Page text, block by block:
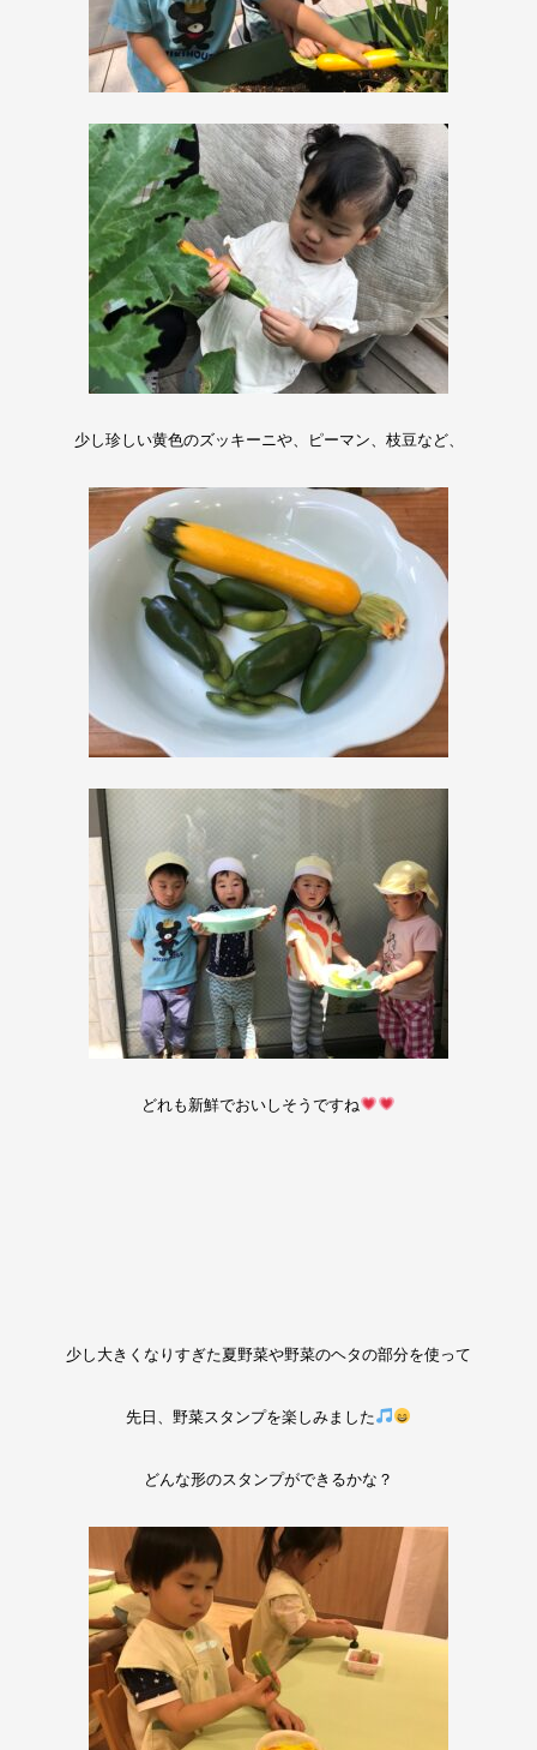
少し珍しい黄色のズッキーニや、ピーマン、枝豆など、
どれも新鮮でおいしそうですね
少し大きくなりすぎた夏野菜や野菜のヘタの部分を使って
先日、野菜スタンプを楽しみました
どんな形のスタンプができるかな？